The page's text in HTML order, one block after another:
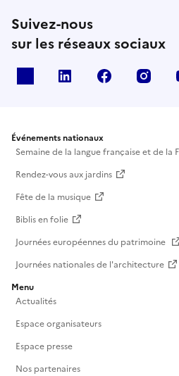
Suivez-nous
sur les réseaux sociaux
Linkedin Facebook
Événements nationaux
Semaine de la langue française et de la
Rendez-vous aux jardins
Fête de la musique
Biblis en folie
Journées européennes du patrimoine
Journées nationales de l'architecture
Menu
Actualités
Espace organisateurs
Espace presse
Nos partenaires